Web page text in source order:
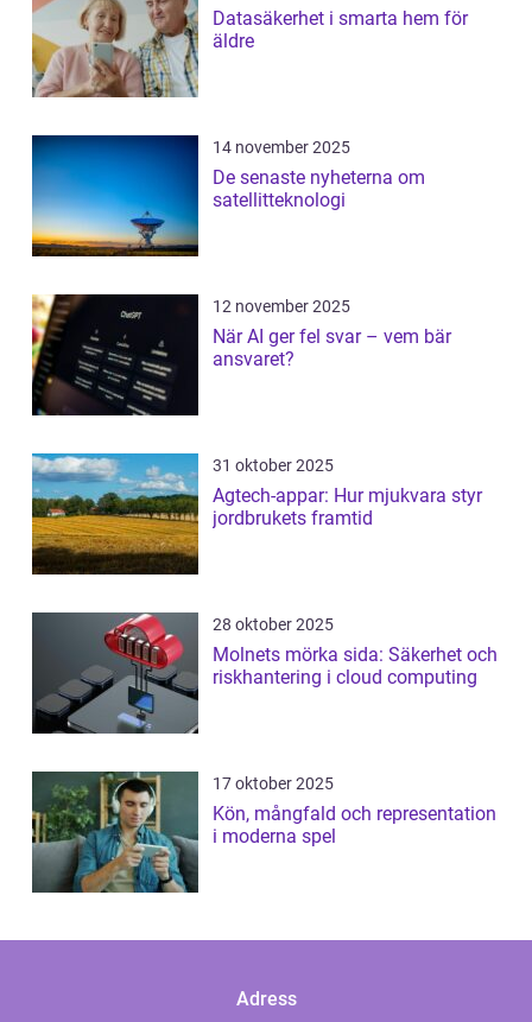
Datasäkerhet i smarta hem för
äldre
14 november 2025
De senaste nyheterna om
satellitteknologi
12 november 2025
När AI ger fel svar – vem bär
ansvaret?
31 oktober 2025
Agtech-appar: Hur mjukvara styr
jordbrukets framtid
28 oktober 2025
Molnets mörka sida: Säkerhet och
riskhantering i cloud computing
17 oktober 2025
Kön, mångfald och representation
i moderna spel
Adress